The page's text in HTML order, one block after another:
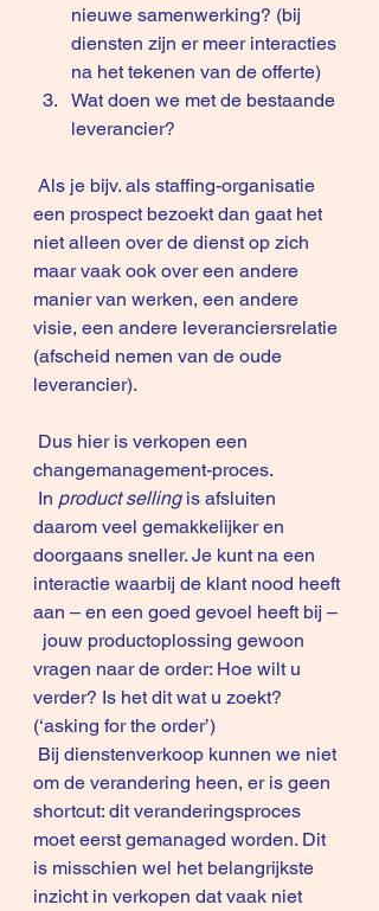
nieuwe samenwerking? (bij
diensten zijn er meer interacties
na het tekenen van de offerte)
Wat doen we met de bestaande
leverancier?
een prospect bezoekt dan gaat het
niet alleen over de dienst op zich
maar vaak ook over een andere
manier van werken, een andere
visie, een andere leveranciersrelatie
(afscheid nemen van de oude
leverancier).
changemanagement-proces.
In product selling is afsluiten
daarom veel gemakkelijker en
doorgaans sneller. Je kunt na een
interactie waarbij de klant nood heeft
aan – en een goed gevoel heeft bij –
jouw productoplossing gewoon
vragen naar de order: Hoe wilt u
verder? Is het dit wat u zoekt?
(‘asking for the order’)
om de verandering heen, er is geen
shortcut: dit veranderingsproces
moet eerst gemanaged worden. Dit
is misschien wel het belangrijkste
inzicht in verkopen dat vaak niet